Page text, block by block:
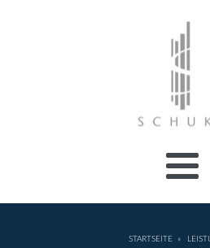
STARTSEITE »